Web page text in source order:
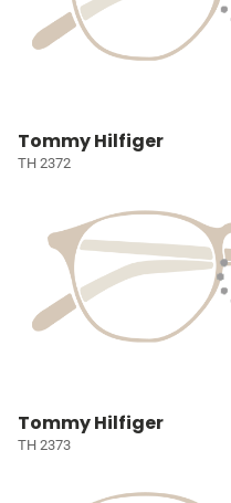
Tommy Hilfiger
TH 2372
Tommy Hilfiger
TH 2373